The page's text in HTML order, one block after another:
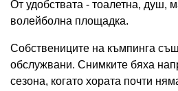
От удобствата - тоалетна, душ,
волейболна площадка.
Собствениците на къмпинга
обслужвани. Снимките бяха
сезона, когато хората почти